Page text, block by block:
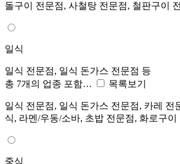
돌구이 전문점, 사철탕 전문점, 철판구이
일식
일식 전문점, 일식 돈가스 전문점 등
총 7개의 업종 포함…
목록보기
일식 전문점, 일식 돈가스 전문점, 카레 전
식, 라멘/우동/소바, 초밥 전문점, 화로구이
중식